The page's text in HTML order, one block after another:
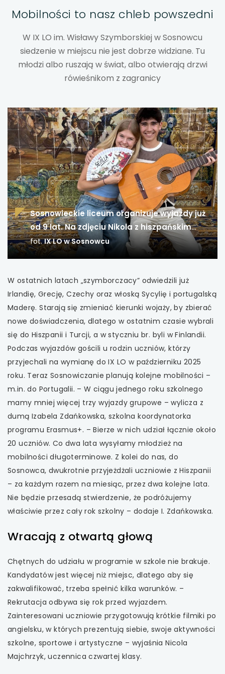
uwaga, link otwiera się w nowej karcie
uwaga, link otwiera się w nowej karcie
uwaga, link otwiera się w nowej karcie
uwaga, link otwiera się w nowej karcie
uwaga, link otwiera się w nowej karcie
uwaga, link otwiera się w nowej karcie
uwaga, link otwiera się w nowej karcie
uwaga, link otwiera się w nowej karcie
uwaga, link otwiera się w nowej karcie
uwaga, link otwiera się w nowej karcie
uwaga, link otwiera się w nowej karcie
uwaga, link otwiera się w nowej karcie
uwaga, link otwiera się w nowej karcie
uwaga, link otwiera się w nowej karcie
uwaga, link otwiera się w nowej karcie
uwaga, link otwiera się w nowej karcie
uwaga, link otwiera się w nowej karcie
uwaga, link otwiera się w nowej karcie
uwaga, link otwiera się w nowej karcie
uwaga, link otwiera się w nowej karcie
Mobilności to nasz chleb powszedni
W IX LO im. Wisławy Szymborskiej w Sosnowcu
siedzenie w miejscu nie jest dobrze widziane. Tu
młodzi albo ruszają w świat, albo otwierają drzwi
rówieśnikom z zagranicy
Sosnowieckie liceum organizuje wyjazdy już
od 9 lat. Na zdjęciu Nikola z hiszpańskim
kolegą
fot.IX LO w Sosnowcu
W ostatnich latach „szymborczacy” odwiedzili już
Irlandię, Grecję, Czechy oraz włoską Sycylię i portugalską
Maderę. Starają się zmieniać kierunki wojaży, by zbierać
nowe doświadczenia, dlatego w ostatnim czasie wybrali
się do Hiszpanii i Turcji, a w styczniu br. byli w Finlandii.
Podczas wyjazdów gościli u rodzin uczniów, którzy
przyjechali na wymianę do IX LO w październiku 2025
roku. Teraz Sosnowiczanie planują kolejne mobilności –
m.in. do Portugalii. – W ciągu jednego roku szkolnego
mamy mniej więcej trzy wyjazdy grupowe – wylicza z
dumą Izabela Zdańkowska, szkolna koordynatorka
programu Erasmus+. – Bierze w nich udział łącznie około
20 uczniów. Co dwa lata wysyłamy młodzież na
mobilności długoterminowe. Z kolei do nas, do
Sosnowca, dwukrotnie przyjeżdżali uczniowie z Hiszpanii
– za każdym razem na miesiąc, przez dwa kolejne lata.
Nie będzie przesadą stwierdzenie, że podróżujemy
właściwie przez cały rok szkolny – dodaje I. Zdańkowska.
Wracają z otwartą głową
Chętnych do udziału w programie w szkole nie brakuje.
Kandydatów jest więcej niż miejsc, dlatego aby się
zakwalifikować, trzeba spełnić kilka warunków. –
Rekrutacja odbywa się rok przed wyjazdem.
Zainteresowani uczniowie przygotowują krótkie filmiki po
angielsku, w których prezentują siebie, swoje aktywności
szkolne, sportowe i artystyczne – wyjaśnia Nicola
Majchrzyk, uczennica czwartej klasy.